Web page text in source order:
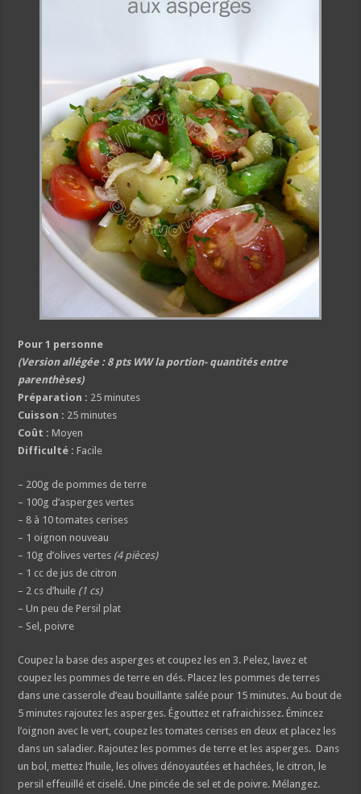
Pour 1 personne
(Version allégée : 8 pts WW la portion- quantités entre
parenthèses)
Préparation : 25 minutes
Cuisson : 25 minutes
Coût :Moyen
Difficulté : Facile
– 200g de pommes de terre
– 100g d’asperges vertes
– 8 à 10 tomates cerises
– 1 oignon nouveau
– 10g d’olives vertes (4 pièces)
– 1 cc de jus de citron
– 2 cs d’huile (1 cs)
– Un peu de Persil plat
– Sel, poivre
Coupez la base des asperges et coupez les en 3. Pelez, lavez et
coupez les pommes de terre en dés. Placez les pommes de terres
dans une casserole d’eau bouillante salée pour 15 minutes. Au bout de
5 minutes rajoutez les asperges. Égouttez et rafraichissez. Émincez
l’oignon avec le vert, coupez les tomates cerises en deux et placez les
dans un saladier. Rajoutez les pommes de terre et les asperges. Dans
un bol, mettez l’huile, les olives dénoyautées et hachées, le citron, le
persil effeuillé et ciselé. Une pincée de sel et de poivre. Mélangez.